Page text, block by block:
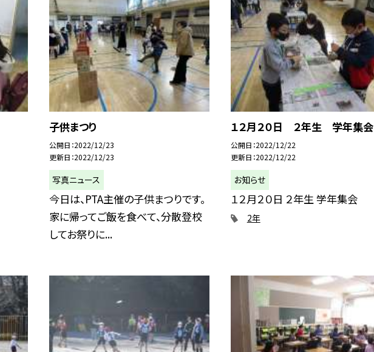
子供まつり
公開日 2022/12/23
更新日 2022/12/23
写真ニュース
今日は、PTA主催の子供まつりです。
家に帰ってご飯を食べて、分散登校
してお祭りに...
１２月２０日 ２年生 学年集会
公開日 2022/12/22
更新日 2022/12/22
お知らせ
１２月２０日 ２年生 学年集会
2年